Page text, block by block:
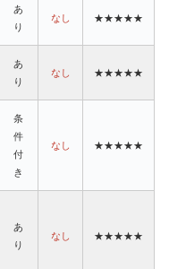
あ
り
なし ★★★★★
あ
り
なし ★★★★★
条
件
付
き
なし ★★★★★
あ
り
なし ★★★★★